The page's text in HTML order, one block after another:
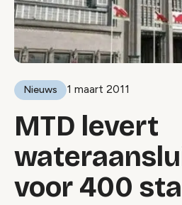
Nieuws 1 maart 2011
MTD levert
voor 400